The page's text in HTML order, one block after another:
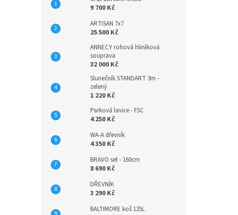
9 700 Kč
ARTISAN 7x7
25 500 Kč
ANNECY rohová hliníková
souprava
32 000 Kč
Slunečník STANDART 3m -
zelený
1 220 Kč
Parková lavice - FSC
4 250 Kč
WA-A dřevník
4 350 Kč
BRAVO set - 160cm
8 690 Kč
DŘEVNÍK
3 290 Kč
BALTIMORE koš 125L